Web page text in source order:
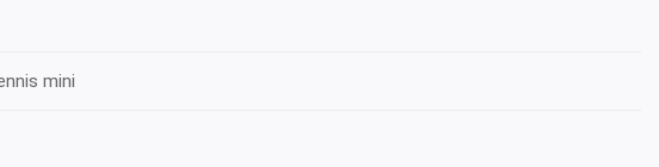
mini